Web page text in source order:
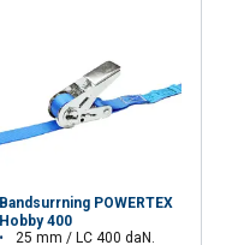
Bandsurrning POWERTEX
Hobby 400
25 mm / LC 400 daN.